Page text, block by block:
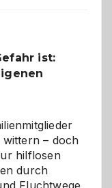
ist:
– doch
hilflosen
durch
Fluchtwege